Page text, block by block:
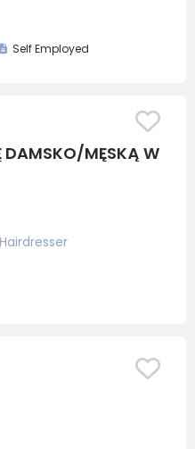
Self Employed
DAMSKO/MĘSKĄ W